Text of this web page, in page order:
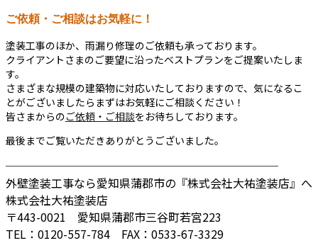
ご依頼・ご相談はお気軽に！
塗装工事のほか、雨漏り修理のご依頼も承っております。
クライアントさまのご要望に沿ったベストプランをご提案いたしま
す。
さまざまな規模の建築物に対応いたしておりますので、気になるこ
とがございましたらまずはお気軽にご相談ください！
皆さまからのご依頼・ご相談をお待ちしております。
最後までご覧いただきありがとうございました。
────────────────────────
外壁塗装工事なら愛知県蒲郡市の『株式会社大祐塗装店』へ
株式会社大祐塗装店
〒443-0021 愛知県蒲郡市三谷町若宮223
TEL：0120-557-784 FAX：0533-67-3329